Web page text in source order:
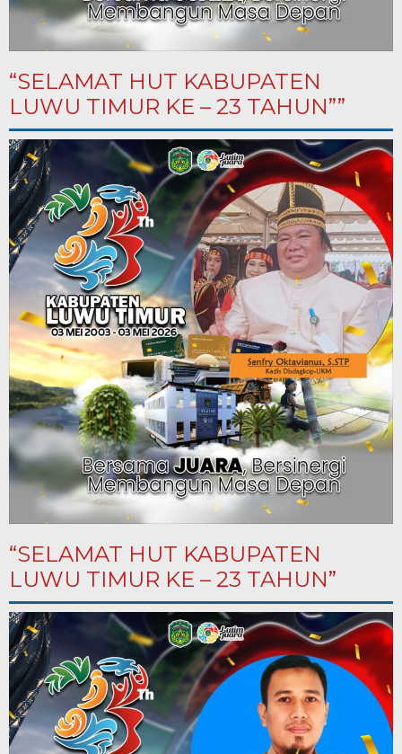
“SELAMAT HUT KABUPATEN
LUWU TIMUR KE – 23 TAHUN””
“SELAMAT HUT KABUPATEN
LUWU TIMUR KE – 23 TAHUN”